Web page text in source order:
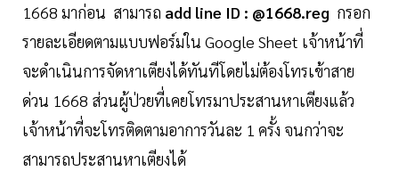
1668 มาก่อน สามารถ add line ID : @1668.reg กรอก
รายละเอียดตามแบบฟอร์มใน Google Sheet เจ้าหน้าที่
จะดำเนินการจัดหาเตียงได้ทันทีโดยไม่ต้องโทรเข้าสาย
ด่วน 1668 ส่วนผู้ป่วยที่เคยโทรมาประสานหาเตียงแล้ว
เจ้าหน้าที่จะโทรติดตามอาการวันละ 1 ครั้ง จนกว่าจะ
สามารถประสานหาเตียงได้